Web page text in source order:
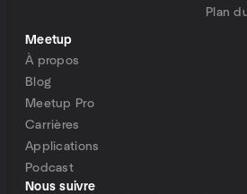
Plan
Meetup
À propos
Blog
Meetup Pro
Carrières
Applications
Podcast
Nous suivre